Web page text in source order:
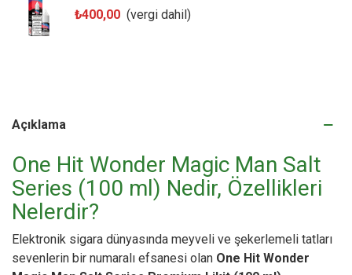
₺400,00 (vergi dahil)
Açıklama
One Hit Wonder Magic Man Salt
Series (100 ml) Nedir, Özellikleri
Nelerdir?
Elektronik sigara dünyasında meyveli ve şekerlemeli tatları
sevenlerin bir numaralı efsanesi olan One Hit Wonder